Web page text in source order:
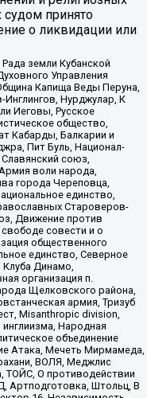
принято
о ликвидации или
земли Кубанской
Управления
Капища Веды Перуна,
Нурджулар, К
Иеговы, Русское
общество,
Кабарды, Балкарии и
Пит Буль, Национал-
союз,
воли народа,
города Череповца,
единство,
Староверов-
Движение против
совести и о
общественного
единство, Северное
Динамо,
организация п.
Щелковского района,
армия, Тризуб
Misanthropic division,
Народная
объединение
Атака, Мечеть Мирмамеда,
ВОЛЯ, Меджлис
ТОЙС, О противодействии
Артподготовка, Штольц, В